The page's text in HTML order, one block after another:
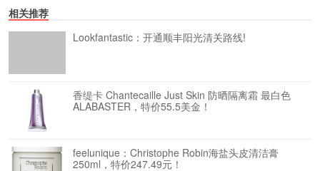
相关推荐
Lookfantastic：开通顺丰阳光清关路线!
香缇卡 Chantecaille Just Skin 防晒隔离霜 最白色
ALABASTER，特价55.5美金！
feelunique：Christophe Robin海盐头皮清洁膏
250ml，特价247.49元！